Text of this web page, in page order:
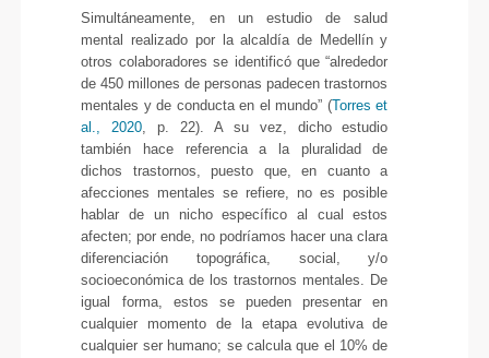
Simultáneamente, en un estudio de salud
mental realizado por la alcaldía de Medellín y
otros colaboradores se identificó que “alrededor
de 450 millones de personas padecen trastornos
mentales y de conducta en el mundo” (Torres et
al., 2020, p. 22). A su vez, dicho estudio
también hace referencia a la pluralidad de
dichos trastornos, puesto que, en cuanto a
afecciones mentales se refiere, no es posible
hablar de un nicho específico al cual estos
afecten; por ende, no podríamos hacer una clara
diferenciación topográfica, social, y/o
socioeconómica de los trastornos mentales. De
igual forma, estos se pueden presentar en
cualquier momento de la etapa evolutiva de
cualquier ser humano; se calcula que el 10% de